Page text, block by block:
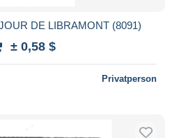
DE LIBRAMONT (8091)
± 0,58 $
Privatperson